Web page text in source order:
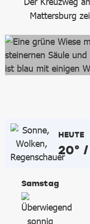
Mattersburg
HEUTE
20° /
Samstag